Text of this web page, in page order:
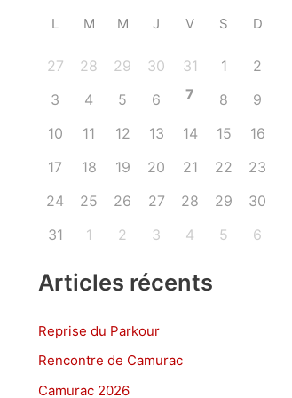
L M M J V S D
27 28 29 30 31 1
2
3
4 5 6 7 8
9
10
11 12 13 14 15
16
17
18 19 20 21 22
23
24
25 26 27 28 29
30
31
1 2 3 4 5 6
Articles récents
Reprise du Parkour
Rencontre de Camurac
Camurac 2026